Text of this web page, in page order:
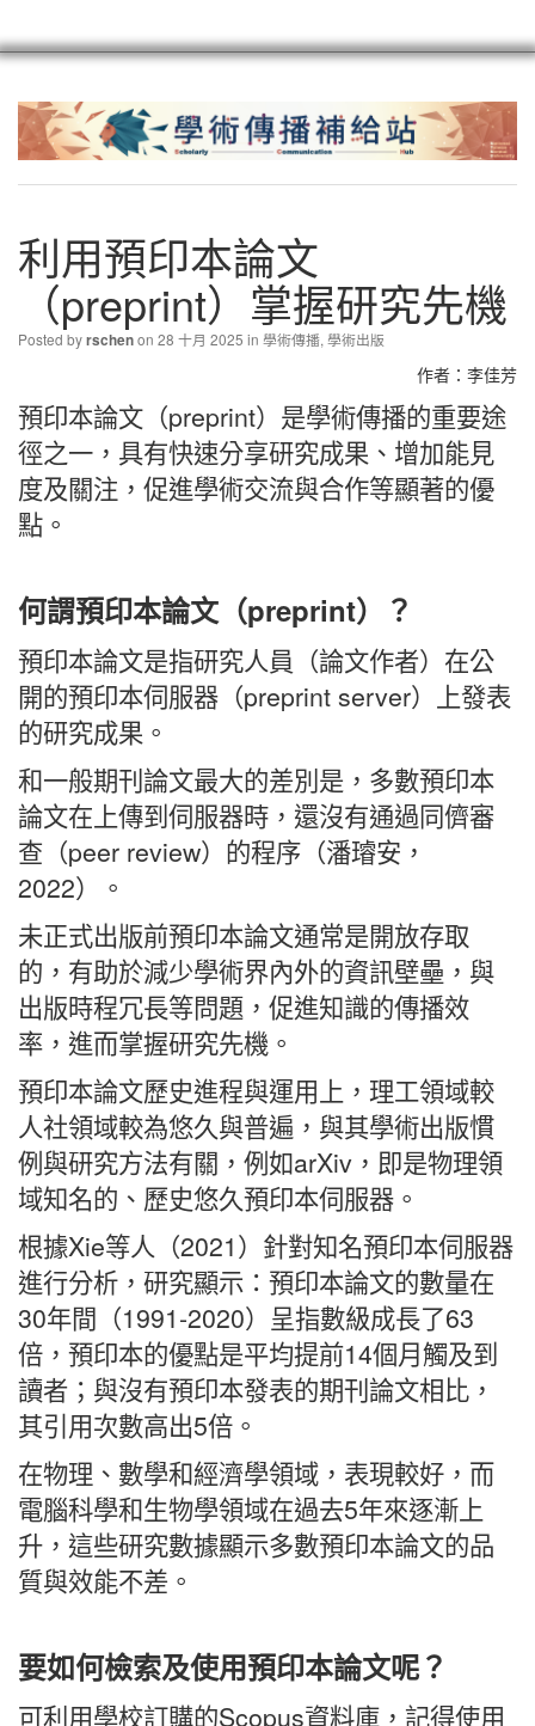
聯繫
利用預印本論文
（preprint）掌握研究先機
Posted byrschenon 28 十月 2025 in 學術傳播, 學術出版
作者：李佳芳
預印本論文（preprint）是學術傳播的重要途
徑之一，具有快速分享研究成果、增加能見
度及關注，促進學術交流與合作等顯著的優
點。
何謂預印本論文（preprint）？
預印本論文是指研究人員（論文作者）在公
開的預印本伺服器（preprint server）上發表
的研究成果。
和一般期刊論文最大的差別是，多數預印本
論文在上傳到伺服器時，還沒有通過同儕審
查（peer review）的程序（潘璿安，
2022）。
未正式出版前預印本論文通常是開放存取
的，有助於減少學術界內外的資訊壁壘，與
出版時程冗長等問題，促進知識的傳播效
率，進而掌握研究先機。
預印本論文歷史進程與運用上，理工領域較
人社領域較為悠久與普遍，與其學術出版慣
例與研究方法有關，例如arXiv，即是物理領
域知名的、歷史悠久預印本伺服器。
根據Xie等人（2021）針對知名預印本伺服器
進行分析，研究顯示：預印本論文的數量在
30年間（1991-2020）呈指數級成長了63
倍，預印本的優點是平均提前14個月觸及到
讀者；與沒有預印本發表的期刊論文相比，
其引用次數高出5倍。
在物理、數學和經濟學領域，表現較好，而
電腦科學和生物學領域在過去5年來逐漸上
升，這些研究數據顯示多數預印本論文的品
質與效能不差。
要如何檢索及使用預印本論文呢？
可利用學校訂購的Scopus資料庫，記得使用